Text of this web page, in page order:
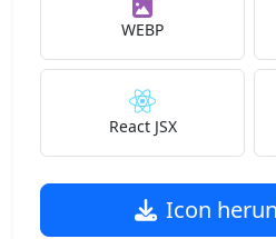
WEBP
React JSX
Icon